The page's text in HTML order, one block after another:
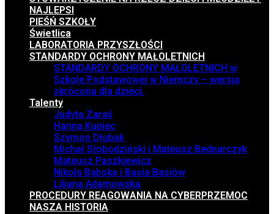
NAJLEPSI
PIEŚŃ SZKOŁY
Świetlica
LABORATORIA PRZYSZŁOŚCI
STANDARDY OCHRONY MAŁOLETNICH
STANDARDY OCHRONY MAŁOLETNICH w
Szkole Podstawowej w Niemczy – wersja
skrócona dla dzieci.
Talenty
Judyta Zaraś
Hanna Kupiec
Szymon Dłubak
Michał Słobodziński i Mateusz Bednarczyk
Mateusz Paszkiewicz
Nikola Babska i Basia Basiów
Liliana Adamowska
PROCEDURY REAGOWANIA NA CYBERPRZEMOC
NASZA HISTORIA